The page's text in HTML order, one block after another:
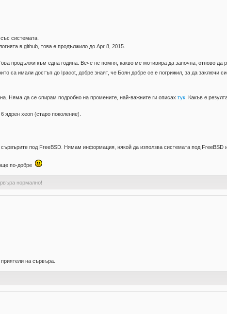
системата.
в github, това е продължило до Apr 8, 2015.
продължи към една година. Вече не помня, какво ме мотивира да започна, отново да
са имали достъп до Ipacct, добре знаят, че Боян добре се е погрижил, за да заключи
Няма да се спирам подробно на промените, най-важните ги описах тук. Какъв е
ядрен xeon (старо поколение).
под FreeBSD. Нямам информация, някой да използва системата под FreeBSD
по-добре
нормално!
на сървъра.